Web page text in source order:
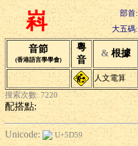
嵙 部首:
大五碼:
音節
(香港語言學學會)
粵
音
& 根據
人文電算
搜索次數: 7220
配搭點:
Unicode:
U+5D59